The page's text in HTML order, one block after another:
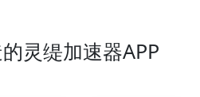
灵缇加速器APP